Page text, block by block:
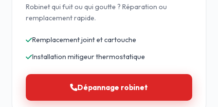
Robinet qui fuit ou qui goutte ? Réparation ou
remplacement rapide.
Remplacement joint et cartouche
Installation mitigeur thermostatique
Dépannage robinet